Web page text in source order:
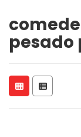
pesado